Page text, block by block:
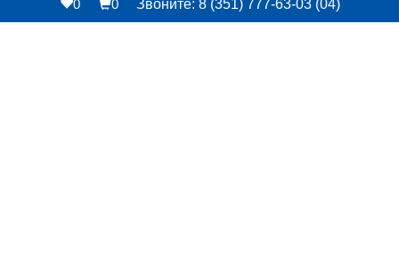
0 0 Звоните: 8 (351) 777-63-03 (04)